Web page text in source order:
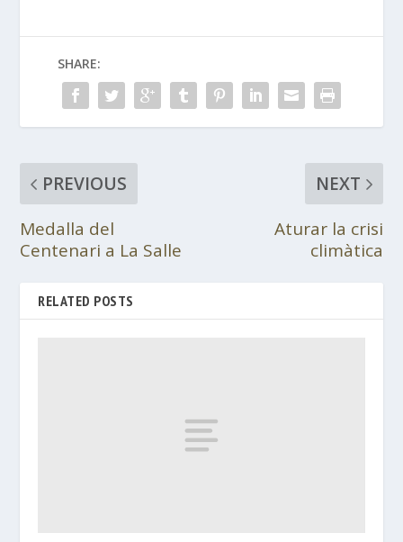
SHARE:
PREVIOUS
Medalla del
Centenari a La Salle
NEXT
Aturar la crisi
climàtica
RELATED POSTS